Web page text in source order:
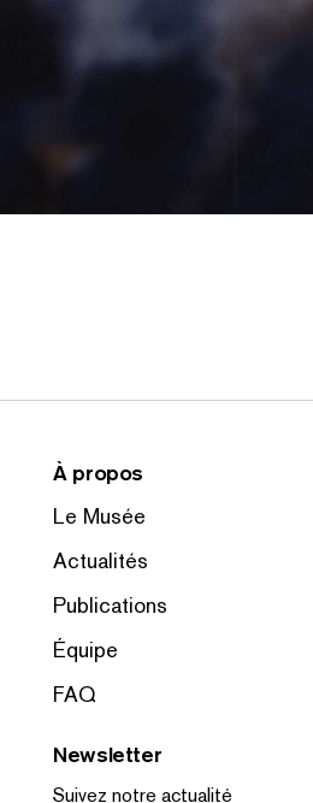
À propos
Le Musée
Actualités
Publications
Équipe
FAQ
Newsletter
Suivez notre actualité